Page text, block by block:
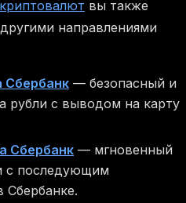
вы также
направлениями
Сбербанк — безопасный и
рубли с выводом на карту
Сбербанк — мгновенный
с последующим
Сбербанке.